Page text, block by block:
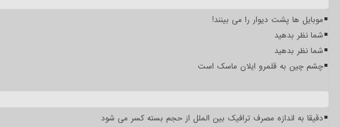
موبایل ها پشت دیوار را می بینند!
شما نظر بدهید
شما نظر بدهید
چشم چین به قلمرو ایلان ماسک است
دقیقا به اندازه مصرف ترافیک بین الملل از حجم بسته کسر می شود